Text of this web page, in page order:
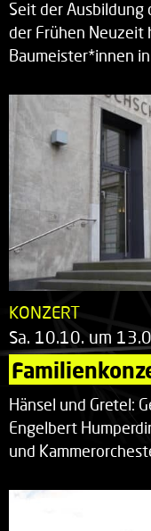
Seit der
der Frühen Neuzeit
Baumeister*innen
KONZERT
Sa. 10.10. um
Hänsel und Gretel:
Engelbert
und